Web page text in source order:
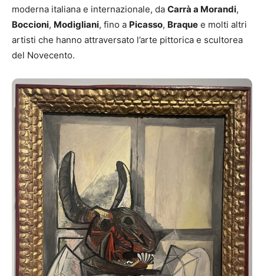
moderna italiana e internazionale, da Carrà a Morandi,
Boccioni, Modigliani, fino a Picasso, Braque e molti altri
artisti che hanno attraversato l’arte pittorica e scultorea
del Novecento.